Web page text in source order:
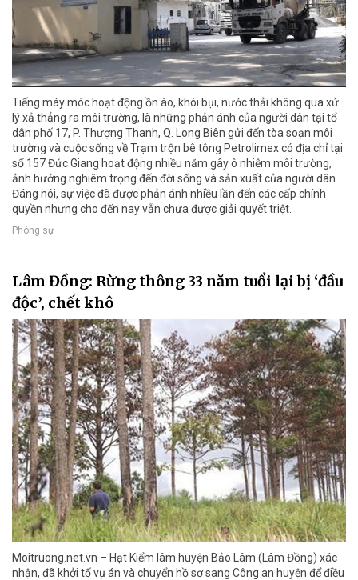
Tiếng máy móc hoạt động ồn ào, khói bụi, nước thải không qua xử
lý xả thẳng ra môi trường, là những phản ánh của người dân tại tổ
dân phố 17, P. Thượng Thanh, Q. Long Biên gửi đến tòa soạn môi
trường và cuộc sống về Trạm trộn bê tông Petrolimex có địa chỉ tại
số 157 Đức Giang hoạt động nhiều năm gây ô nhiễm môi trường,
ảnh hưởng nghiêm trọng đến đời sống và sản xuất của người dân.
Đáng nói, sự việc đã được phản ánh nhiều lần đến các cấp chính
quyền nhưng cho đến nay vẫn chưa được giải quyết triệt.
Phóng sự
Lâm Đồng: Rừng thông 33 năm tuổi lại bị ‘đầu
độc’, chết khô
Moitruong.net.vn – Hạt Kiểm lâm huyện Bảo Lâm (Lâm Đồng) xác
nhận, đã khởi tố vụ án và chuyển hồ sơ sang Công an huyện để điều